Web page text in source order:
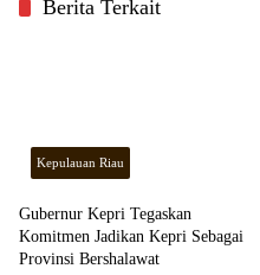
Berita Terkait
Kepulauan Riau
Gubernur Kepri Tegaskan
Komitmen Jadikan Kepri Sebagai
Provinsi Bershalawat